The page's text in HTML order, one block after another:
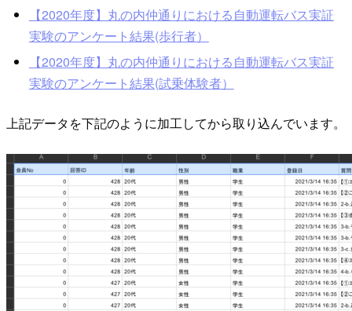
【2020年度】丸の内仲通りにおける自動運転バス実証
実験のアンケート結果(歩行者）
【2020年度】丸の内仲通りにおける自動運転バス実証
実験のアンケート結果(試乗体験者）
上記データを下記のように加工してから取り込んでいます。